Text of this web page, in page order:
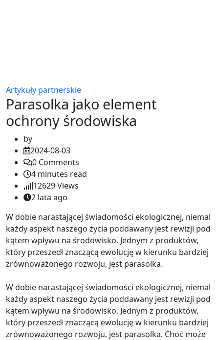
Artykuły partnerskie
Parasolka jako element
ochrony środowiska
by
2024-08-03
0 Comments
4 minutes read
12629Views
2 lata ago
W dobie narastającej świadomości ekologicznej, niemal
każdy aspekt naszego życia poddawany jest rewizji pod
kątem wpływu na środowisko. Jednym z produktów,
który przeszedł znaczącą ewolucję w kierunku bardziej
zrównoważonego rozwoju, jest parasolka.
W dobie narastającej świadomości ekologicznej, niemal
każdy aspekt naszego życia poddawany jest rewizji pod
kątem wpływu na środowisko. Jednym z produktów,
który przeszedł znaczącą ewolucję w kierunku bardziej
zrównoważonego rozwoju, jest parasolka. Choć może